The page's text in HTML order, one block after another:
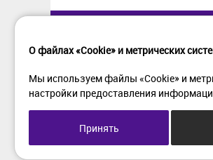
О файлах «Cookie» и метрических
Мы используем файлы «Cookie» и
настройки предоставления
Принять